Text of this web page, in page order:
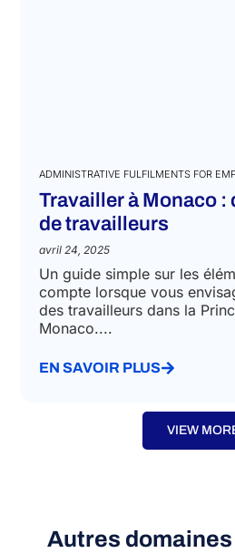
ADMINISTRATIVE FULFILMENTS FOR
Travailler à Monaco :
de travailleurs
avril 24, 2025
Un guide simple sur les
compte lorsque vous
des travailleurs dans la
Monaco....
EN SAVOIR PLUS
VIEW
Autres domaines